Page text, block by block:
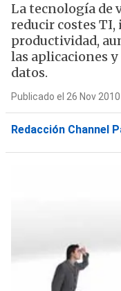
La tecnología
reducir costes
productividad,
las aplicaciones
datos.
Publicado el 26 Nov 2010
Redacción Channel